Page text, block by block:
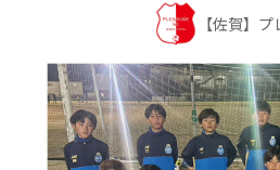
【佐賀】